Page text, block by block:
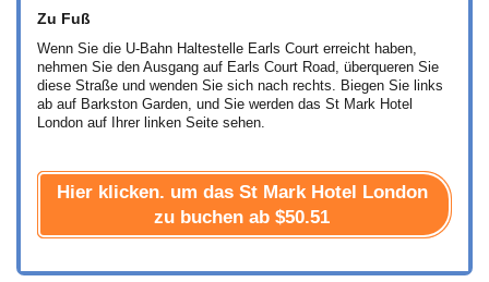
Zu Fuß
Wenn Sie die U-Bahn Haltestelle Earls Court erreicht haben,
nehmen Sie den Ausgang auf Earls Court Road, überqueren Sie
diese Straße und wenden Sie sich nach rechts. Biegen Sie links
ab auf Barkston Garden, und Sie werden das St Mark Hotel
London auf Ihrer linken Seite sehen.
Hier klicken. um das St Mark Hotel London
zu buchen ab $50.51